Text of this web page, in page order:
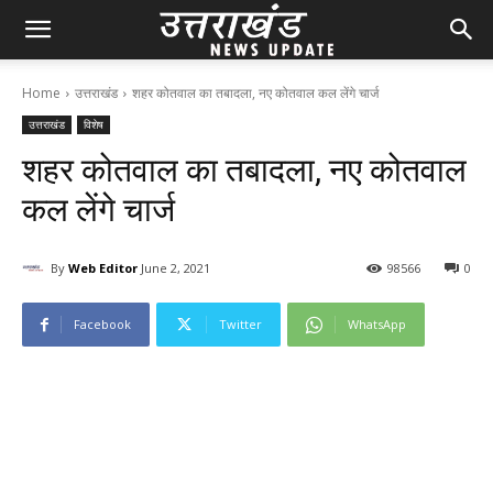
Home उत्तराखंड शहर कोतवाल का तबादला, नए कोतवाल कल लेंगे चार्ज
उत्तराखंड विशेष
शहर कोतवाल का तबादला, नए कोतवाल
कल लेंगे चार्ज
By Web Editor June 2, 2021 0
98566
Facebook Twitter WhatsApp